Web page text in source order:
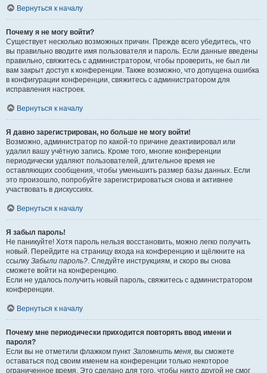
Вернуться к началу
Почему я не могу войти?
Существует несколько возможных причин. Прежде всего убедитесь, что
вы правильно вводите имя пользователя и пароль. Если данные введены
правильно, свяжитесь с администратором, чтобы проверить, не был ли
вам закрыт доступ к конференции. Также возможно, что допущена ошибка
в конфигурации конференции, свяжитесь с администратором для
исправления настроек.
Вернуться к началу
Я давно зарегистрирован, но больше не могу войти!
Возможно, администратор по какой-то причине деактивировал или
удалил вашу учётную запись. Кроме того, многие конференции
периодически удаляют пользователей, длительное время не
оставляющих сообщения, чтобы уменьшить размер базы данных. Если
это произошло, попробуйте зарегистрироваться снова и активнее
участвовать в дискуссиях.
Вернуться к началу
Я забыл пароль!
Не паникуйте! Хотя пароль нельзя восстановить, можно легко получить
новый. Перейдите на страницу входа на конференцию и щёлкните на
ссылку Забыли пароль?. Следуйте инструкциям, и скоро вы снова
сможете войти на конференцию.
Если не удалось получить новый пароль, свяжитесь с администратором
конференции.
Вернуться к началу
Почему мне периодически приходится повторять ввод имени и
пароля?
Если вы не отметили флажком пункт Запомнить меня, вы сможете
оставаться под своим именем на конференции только некоторое
ограниченное время. Это сделано для того, чтобы никто другой не смог